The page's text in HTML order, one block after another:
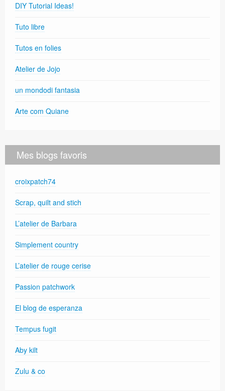
DIY Tutorial Ideas!
Tuto libre
Tutos en folies
Atelier de Jojo
un mondodi fantasia
Arte com Quiane
Mes blogs favoris
croixpatch74
Scrap, quilt and stich
L’atelier de Barbara
Simplement country
L’atelier de rouge cerise
Passion patchwork
El blog de esperanza
Tempus fugit
Aby kilt
Zulu & co